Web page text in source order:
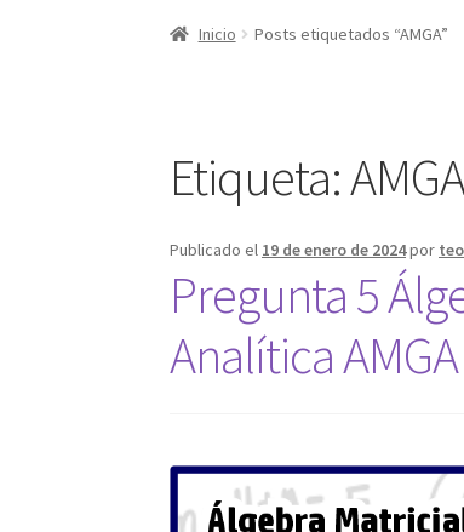
Inicio Posts etiquetados “AMGA”
Etiqueta:
Publicado el 19 de enero de 2024por
Pregunta 5
Analítica